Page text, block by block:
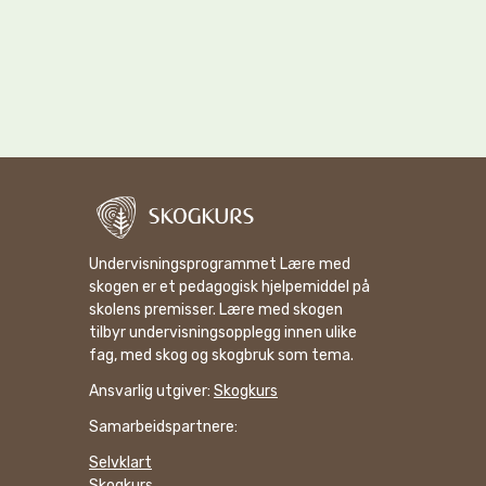
Undervisningsprogrammet Lære med
skogen er et pedagogisk hjelpemiddel på
skolens premisser. Lære med skogen
tilbyr undervisningsopplegg innen ulike
fag, med skog og skogbruk som tema.
Ansvarlig utgiver: Skogkurs
Samarbeidspartnere:
Selvklart